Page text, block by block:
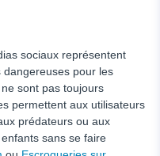
sociaux représentent
pour les
sont pas toujours
permettent aux utilisateurs
prédateurs ou aux
sans se faire